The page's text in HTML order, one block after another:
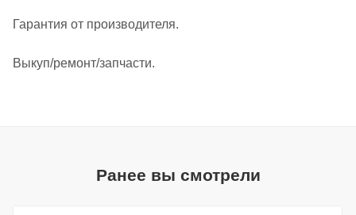
Гарантия от производителя.
Выкуп/ремонт/запчасти.
Ранее вы смотрели